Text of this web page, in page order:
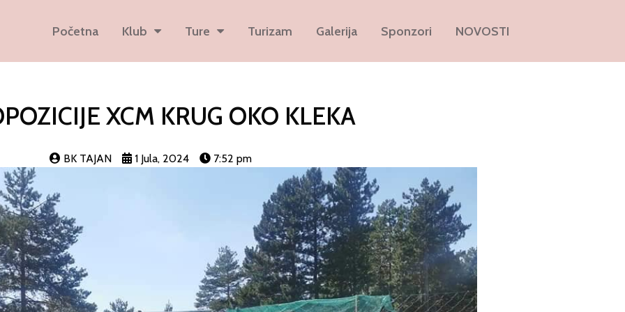
Početna Klub Ture Turizam Galerija Sponzori NOVOSTI
XCM KRUG OKO KLEKA
BK TAJAN 1 Jula, 2024 7:52 pm